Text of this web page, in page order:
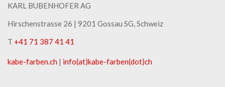
KARL BUBENHOFER AG
Hirschenstrasse 26 | ​9201 Gossau SG, Schweiz
T +41 71 387 41 41
kabe-​farben.ch | info(at)kabe-​farben(dot)ch